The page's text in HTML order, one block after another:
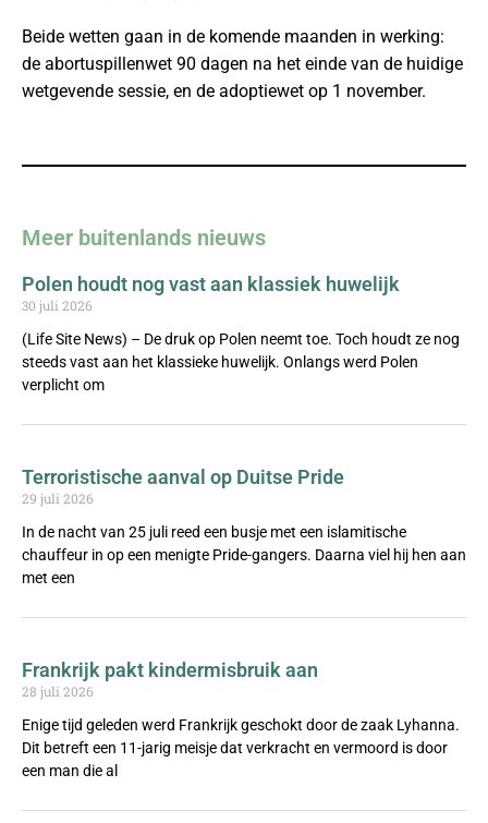
Beide wetten gaan in de komende maanden in werking:
de abortuspillenwet 90 dagen na het einde van de huidige
wetgevende sessie, en de adoptiewet op 1 november.
Meer buitenlands nieuws
Polen houdt nog vast aan klassiek huwelijk
30 juli 2026
(Life Site News) – De druk op Polen neemt toe. Toch houdt ze nog
steeds vast aan het klassieke huwelijk. Onlangs werd Polen
verplicht om
Terroristische aanval op Duitse Pride
29 juli 2026
In de nacht van 25 juli reed een busje met een islamitische
chauffeur in op een menigte Pride-gangers. Daarna viel hij hen aan
met een
Frankrijk pakt kindermisbruik aan
28 juli 2026
Enige tijd geleden werd Frankrijk geschokt door de zaak Lyhanna.
Dit betreft een 11-jarig meisje dat verkracht en vermoord is door
een man die al